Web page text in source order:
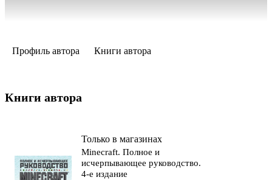
Профиль автора Книги автора
Книги автора
Только в магазинах
Minecraft. Полное и
исчерпывающее руководство.
4-е издание